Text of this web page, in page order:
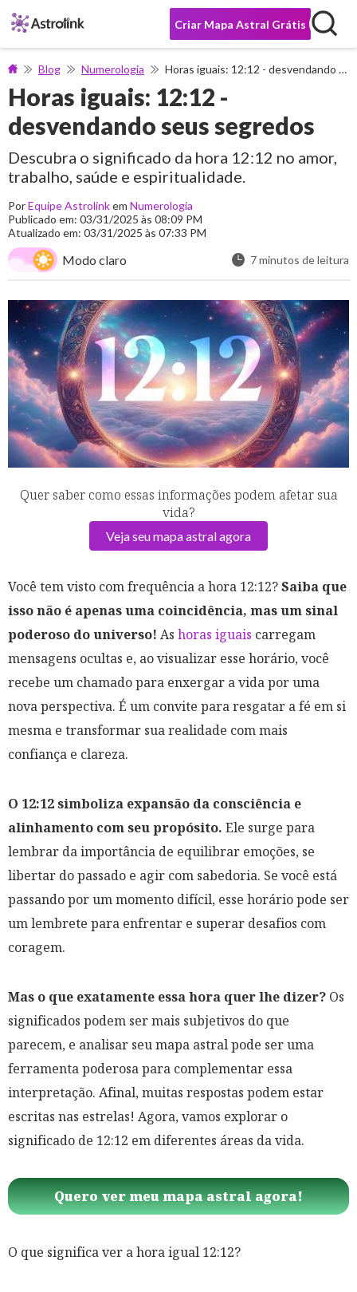
Criar Mapa Astral Grátis
Blog Numerologia Horas iguais: 12:12 - desvendando seus segredos
Horas iguais: 12:12 -
desvendando seus segredos
Descubra o significado da hora 12:12 no amor,
trabalho, saúde e espiritualidade.
PorEquipe Astrolinkem Numerologia
Publicado em: 03/31/2025 às 08:09 PM
Atualizado em: 03/31/2025 às 07:33 PM
Modo claro 7 minutos de leitura
Quer saber como essas informações podem afetar sua
vida?
Veja seu mapa astral agora
Você tem visto com frequência a hora 12:12?Saiba que
isso não é apenas uma coincidência, mas um sinal
poderoso do universo! As horas iguais carregam
mensagens ocultas e, ao visualizar esse horário, você
recebe um chamado para enxergar a vida por uma
nova perspectiva. É um convite para resgatar a fé em si
mesma e transformar sua realidade com mais
confiança e clareza.
O 12:12 simboliza expansão da consciência e
alinhamento com seu propósito. Ele surge para
lembrar da importância de equilibrar emoções, se
libertar do passado e agir com sabedoria. Se você está
passando por um momento difícil, esse horário pode ser
um lembrete para enfrentar e superar desafios com
coragem.
Mas o que exatamente essa hora quer lhe dizer? Os
significados podem ser mais subjetivos do que
parecem, e analisar seu mapa astral pode ser uma
ferramenta poderosa para complementar essa
interpretação. Afinal, muitas respostas podem estar
escritas nas estrelas! Agora, vamos explorar o
significado de 12:12 em diferentes áreas da vida.
Quero ver meu mapa astral agora!
O que significa ver a hora igual 12:12?